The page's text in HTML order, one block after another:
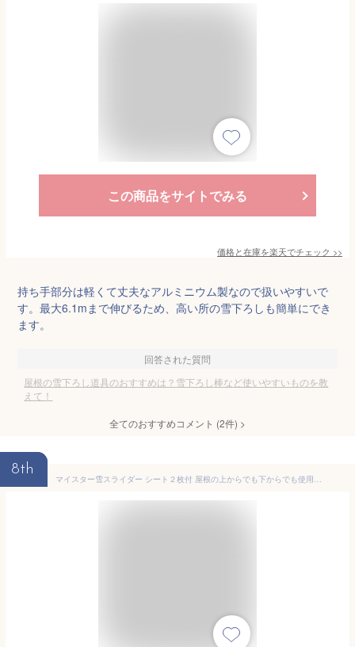
この商品をサイトでみる
価格と在庫を楽天でチェック >>
持ち手部分は軽くて丈夫なアルミニウム製なので扱いやすいで
す。最大6.1mまで伸びるため、高い所の雪下ろしも簡単にでき
ます。
回答された質問
屋根の雪下ろし道具のおすすめは？雪下ろし棒など使いやすいものを教
えて！
全てのおすすめコメント (2件) >
8th
マイスター雪スライダー シート２枚付 屋根の上からでも下からでも使用でき雪がドンドン滑り落ちる